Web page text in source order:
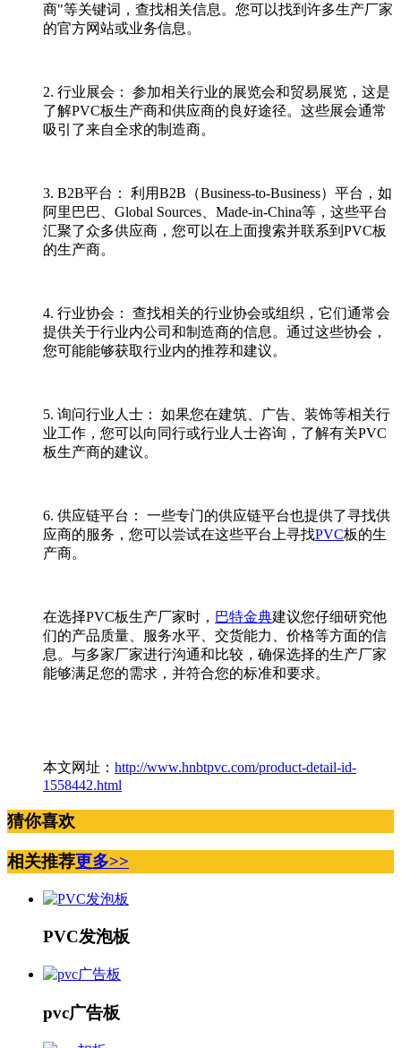
商"等关键词，查找相关信息。您可以找到许多生产厂家
的官方网站或业务信息。
2. 行业展会： 参加相关行业的展览会和贸易展览，这是
了解PVC板生产商和供应商的良好途径。这些展会通常
吸引了来自全求的制造商。
3. B2B平台： 利用B2B（Business-to-Business）平台，如
阿里巴巴、Global Sources、Made-in-China等，这些平台
汇聚了众多供应商，您可以在上面搜索并联系到PVC板
的生产商。
4. 行业协会： 查找相关的行业协会或组织，它们通常会
提供关于行业内公司和制造商的信息。通过这些协会，
您可能能够获取行业内的推荐和建议。
5. 询问行业人士： 如果您在建筑、广告、装饰等相关行
业工作，您可以向同行或行业人士咨询，了解有关PVC
板生产商的建议。
6. 供应链平台： 一些专门的供应链平台也提供了寻找供
应商的服务，您可以尝试在这些平台上寻找PVC板的生
产商。
在选择PVC板生产厂家时， 巴特金典建议您仔细研究他
们的产品质量、服务水平、交货能力、价格等方面的信
息。与多家厂家进行沟通和比较，确保选择的生产厂家
能够满足您的需求，并符合您的标准和要求。
本文网址： http://www.hnbtpvc.com/product-detail-id-
1558442.html
猜你喜欢
相关推荐更多>>
PVC发泡板
pvc广告板